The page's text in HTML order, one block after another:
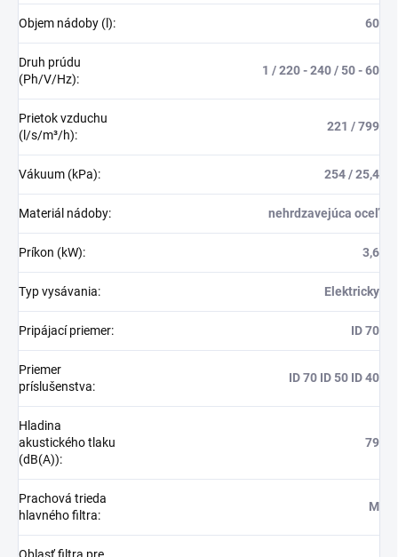
Objem nádoby (l): 60
Druh prúdu
(Ph/V/Hz):
1 / 220 - 240 / 50 - 60
Prietok vzduchu
(l/s/m³/h):
221 / 799
Vákuum (kPa): 254 / 25,4
Materiál nádoby: nehrdzavejúca oceľ
Príkon (kW): 3,6
Typ vysávania: Elektricky
Pripájací priemer: ID 70
Priemer
príslušenstva:
ID 70 ID 50 ID 40
Hladina
akustického tlaku
(dB(A)):
79
Prachová trieda
hlavného filtra:
M